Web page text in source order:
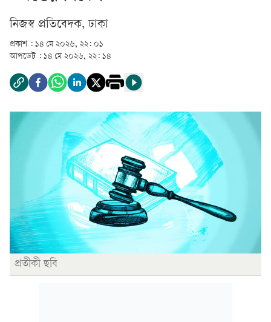
‎নিজস্ব প্রতিবেদক, ঢাকা‎
প্রকাশ : ১৪ মে ২০২৬, ২২: ০১
আপডেট : ১৪ মে ২০২৬, ২২: ১৪
প্রতীকী ছবি